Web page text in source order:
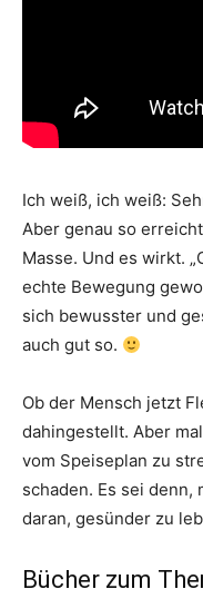
Ich weiß, ich weiß:
Aber genau so
Masse. Und es wirkt.
echte Bewegung
sich bewusster und
auch gut so.
Ob der Mensch jetzt
dahingestellt. Aber
vom Speiseplan zu
schaden. Es sei denn,
daran, gesünder zu
Bücher zum